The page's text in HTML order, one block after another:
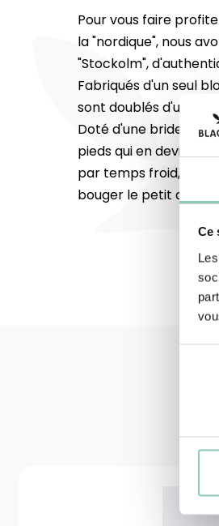
Ce
Pour vous faire
la "nordique", nous
"Stockolm",
Fabriqués d'un seul
sont doublés d'une
Doté d'une bride de
pieds qui en
par temps froid, ou
bouger le petit doigt...